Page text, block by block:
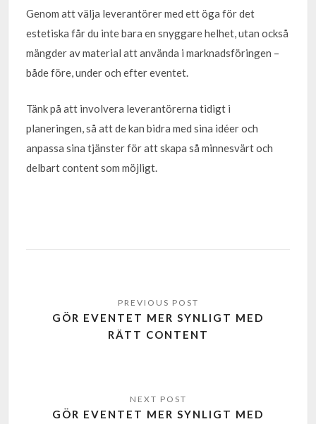
Genom att välja leverantörer med ett öga för det
estetiska får du inte bara en snyggare helhet, utan också
mängder av material att använda i marknadsföringen –
både före, under och efter eventet.
Tänk på att involvera leverantörerna tidigt i
planeringen, så att de kan bidra med sina idéer och
anpassa sina tjänster för att skapa så minnesvärt och
delbart content som möjligt.
GÖR EVENTET MER SYNLIGT MED
RÄTT CONTENT
GÖR EVENTET MER SYNLIGT MED